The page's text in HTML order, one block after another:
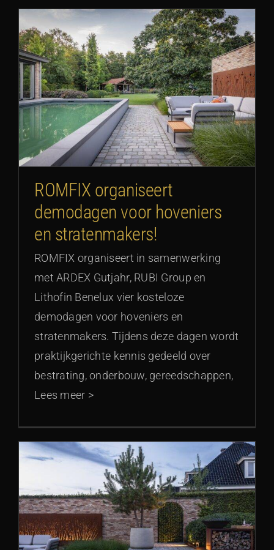
ROMFIX organiseert
demodagen voor hoveniers
en stratenmakers!
ROMFIX organiseert in samenwerking
met ARDEX Gutjahr, RUBI Group en
Lithofin Benelux vier kosteloze
demodagen voor hoveniers en
stratenmakers. Tijdens deze dagen wordt
praktijkgerichte kennis gedeeld over
bestrating, onderbouw, gereedschappen,
Lees meer >